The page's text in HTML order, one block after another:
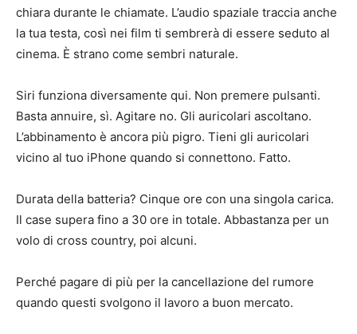
chiara durante le chiamate. L’audio spaziale traccia anche
la tua testa, così nei film ti sembrerà di essere seduto al
cinema. È strano come sembri naturale.
Siri funziona diversamente qui. Non premere pulsanti.
Basta annuire, sì. Agitare no. Gli auricolari ascoltano.
L’abbinamento è ancora più pigro. Tieni gli auricolari
vicino al tuo iPhone quando si connettono. Fatto.
Durata della batteria? Cinque ore con una singola carica.
Il case supera fino a 30 ore in totale. Abbastanza per un
volo di cross country, poi alcuni.
Perché pagare di più per la cancellazione del rumore
quando questi svolgono il lavoro a buon mercato.